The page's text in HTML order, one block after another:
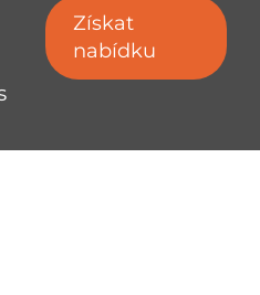
Získat
nabídku